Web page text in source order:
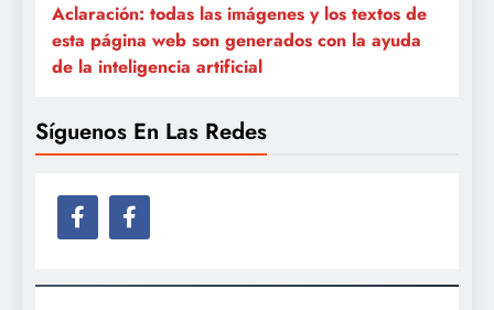
Aclaración: todas las imágenes y los textos de
esta página web son generados con la ayuda
de la inteligencia artificial
Síguenos En Las Redes